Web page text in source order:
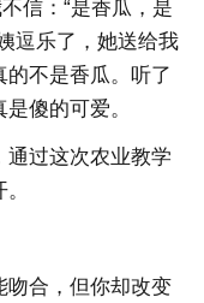
信：“是香瓜，是
逗乐了，她送给我
不是香瓜。听了
傻的可爱。
通过这次农业教学
吻合，但你却改变